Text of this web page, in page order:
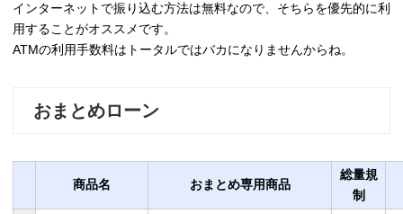
インターネットで振り込む方法は無料なので、そちらを優先的に利
用することがオススメです。
ATMの利用手数料はトータルではバカになりませんからね。
おまとめローン
商品名 おまとめ専用商品
総量規
制